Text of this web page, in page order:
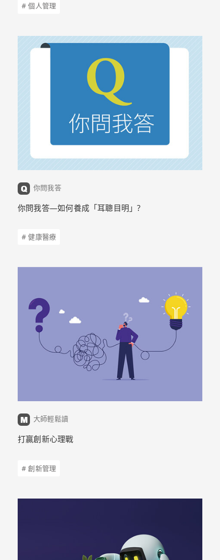
# 個人管理
你問我答
你問我答—如何養成「耳聰目明」?
# 健康醫療
大師輕鬆讀
打贏創新心理戰
# 創新管理